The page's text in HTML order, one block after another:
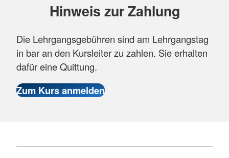
Hinweis zur Zahlung
Die Lehrgangsgebühren sind am Lehrgangstag
in bar an den Kursleiter zu zahlen. Sie erhalten
dafür eine Quittung.